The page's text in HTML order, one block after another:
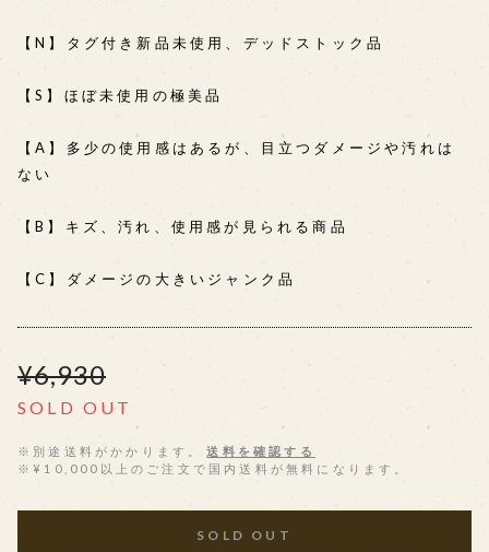
【N】タグ付き新品未使用、デッドストック品
【S】ほぼ未使用の極美品
【A】多少の使用感はあるが、目立つダメージや汚れは
ない
【B】キズ、汚れ、使用感が見られる商品
【C】ダメージの大きいジャンク品
¥6,930
SOLD OUT
※別途送料がかかります。
送料を確認する
※¥10,000以上のご注文で国内送料が無料になります。
SOLD OUT